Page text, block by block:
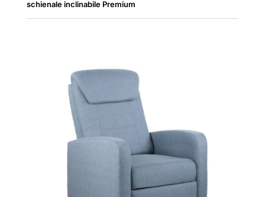
schienale inclinabile Premium